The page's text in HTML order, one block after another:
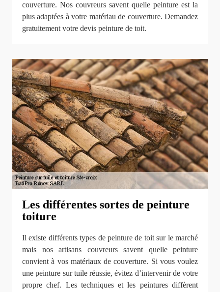
couverture. Nos couvreurs savent quelle peinture est la
plus adaptées à votre matériau de couverture. Demandez
gratuitement votre devis peinture de toit.
Les différentes sortes de peinture
toiture
Il existe différents types de peinture de toit sur le marché
mais nos artisans couvreurs savent quelle peinture
convient à vos matériaux de couverture. Si vous voulez
une peinture sur tuile réussie, évitez d’intervenir de votre
propre chef. Les techniques et les peintures diffèrent